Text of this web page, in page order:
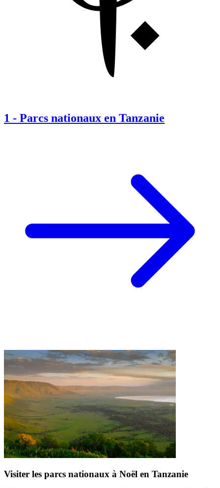
1 - Parcs nationaux en Tanzanie
Visiter les parcs nationaux à Noël en Tanzanie